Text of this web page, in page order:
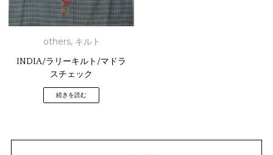
others, キルト
INDIA/ラリーキルト/マドラ
スチェック
続きを読む